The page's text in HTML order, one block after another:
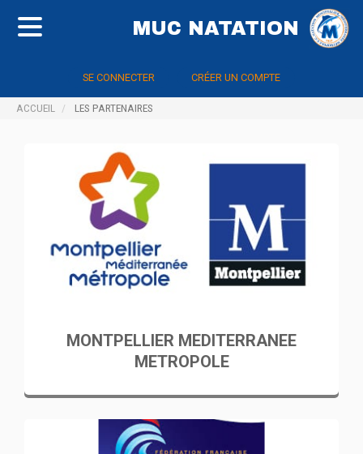
MUC NATATION
SE CONNECTER CRÉER UN COMPTE
ACCUEIL LES PARTENAIRES
MONTPELLIER MEDITERRANEE
METROPOLE